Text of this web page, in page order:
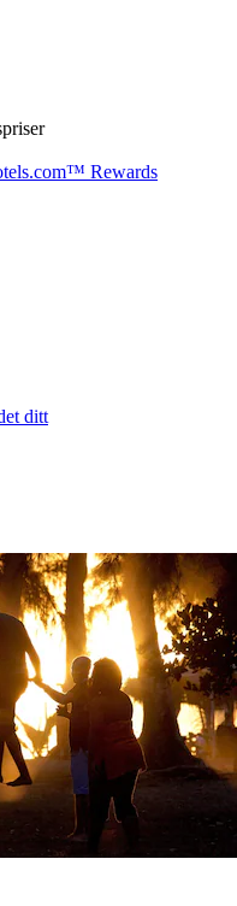
Rewards
ditt